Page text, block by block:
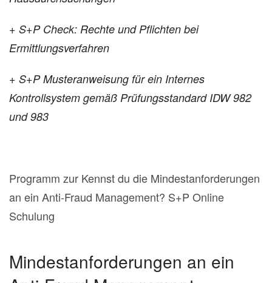
+ S+P Check: Rechte und Pflichten bei
Ermittlungsverfahren
+ S+P Musteranweisung für ein Internes
Kontrollsystem gemäß Prüfungsstandard IDW 982
und 983
Programm zur Kennst du die Mindestanforderungen
an ein Anti-Fraud Management? S+P Online
Schulung
Mindestanforderungen an ein